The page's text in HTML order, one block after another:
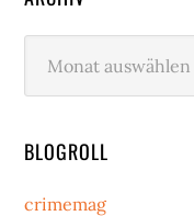
BLOGROLL
crimemag